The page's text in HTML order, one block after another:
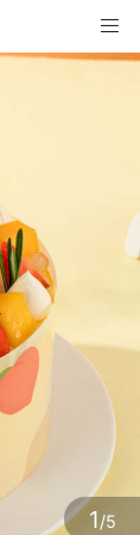
1/5
、肇庆、
、合肥、
、杭州